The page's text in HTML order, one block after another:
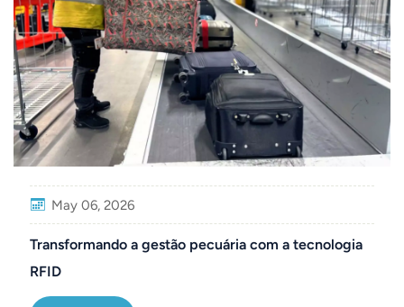
May 06, 2026
Transformando a gestão pecuária com a tecnologia
RFID